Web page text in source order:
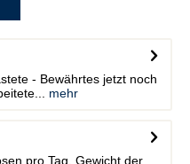
- Bewährtes jetzt noch
mehr
pro Tag. Gewicht der